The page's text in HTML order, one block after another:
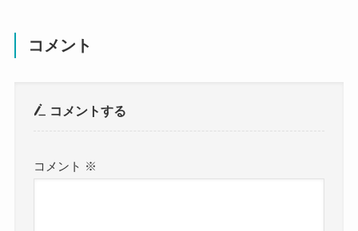
コメント
コメントする
コメント ※